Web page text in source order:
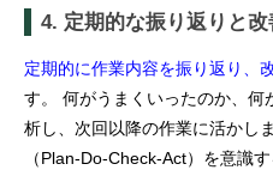
4. 定期的な振り返りと改
定期的に作業内容を振り返り、
す。 何がうまくいったのか、
析し、次回以降の作業に活かし
（Plan-Do-Check-Act）を意識